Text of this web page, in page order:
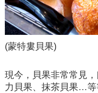
(蒙特婁貝果)
現今，貝果非常常見
力貝果、抹茶貝果…等